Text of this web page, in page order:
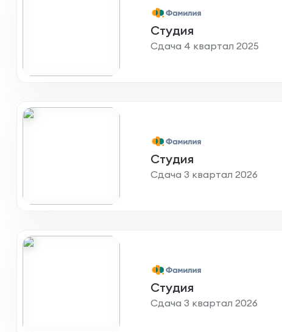
Студия
Сдача 4 квартал 2025
Студия
Сдача 3 квартал 2026
Студия
Сдача 3 квартал 2026